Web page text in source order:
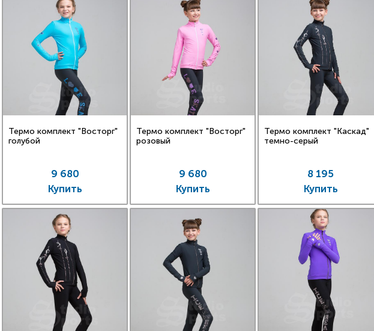
Термо комплект "Восторг"
голубой
9 680
Купить
Термо комплект "Восторг"
розовый
9 680
Купить
Термо комплект "Каскад"
темно-серый
8 195
Купить